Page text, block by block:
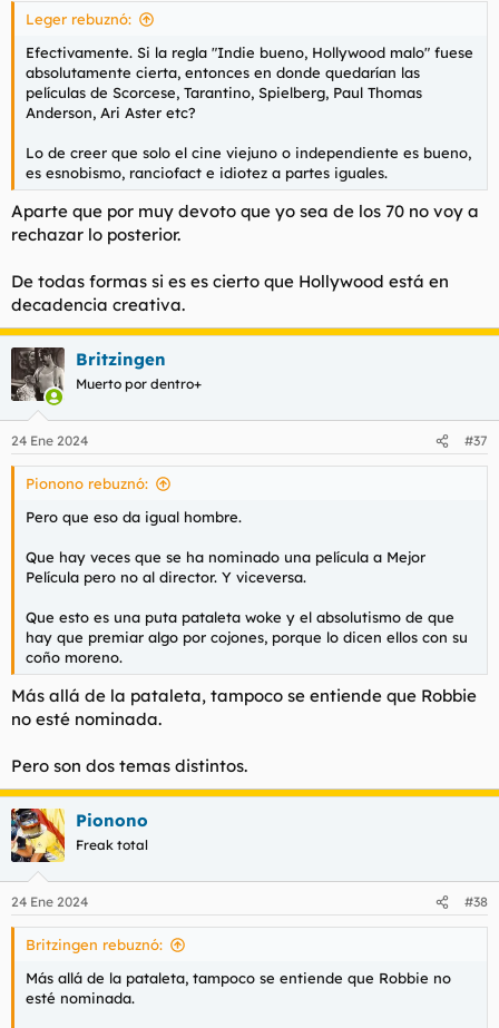
Leger rebuznó:
Efectivamente. Si la regla "Indie bueno, Hollywood malo" fuese
absolutamente cierta, entonces en donde quedarían las
películas de Scorcese, Tarantino, Spielberg, Paul Thomas
Anderson, Ari Aster etc?
Lo de creer que solo el cine viejuno o independiente es bueno,
es esnobismo, ranciofact e idiotez a partes iguales.
Aparte que por muy devoto que yo sea de los 70 no voy a
rechazar lo posterior.
De todas formas si es es cierto que Hollywood está en
decadencia creativa.
Britzingen
Muerto por dentro+
24 Ene 2024 #37
Pionono rebuznó:
Pero que eso da igual hombre.
Que hay veces que se ha nominado una película a Mejor
Película pero no al director. Y viceversa.
Que esto es una puta pataleta woke y el absolutismo de que
hay que premiar algo por cojones, porque lo dicen ellos con su
coño moreno.
Más allá de la pataleta, tampoco se entiende que Robbie
no esté nominada.
Pero son dos temas distintos.
Pionono
Freak total
24 Ene 2024 #38
Britzingen rebuznó:
Más allá de la pataleta, tampoco se entiende que Robbie no
esté nominada.